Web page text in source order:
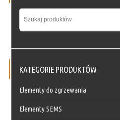
KATEGORIE PRODUKTÓW
Elementy do zgrzewania
Elementy SEMS